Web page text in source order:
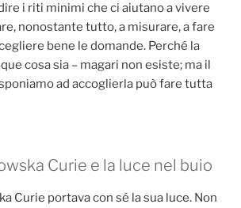
i riti minimi che ci aiutano a vivere
nonostante tutto, a misurare, a fare
bene le domande. Perché la
cosa sia – magari non esiste; ma il
ad accoglierla può fare tutta
Curie e la luce nel buio
Curie portava con sé la sua luce. Non